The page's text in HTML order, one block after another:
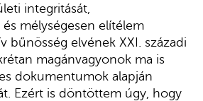
integritását,
mélységesen elítélem
bűnösség elvének XXI. századi
magánvagyonok ma is
dokumentumok alapján
Ezért is döntöttem úgy, hogy